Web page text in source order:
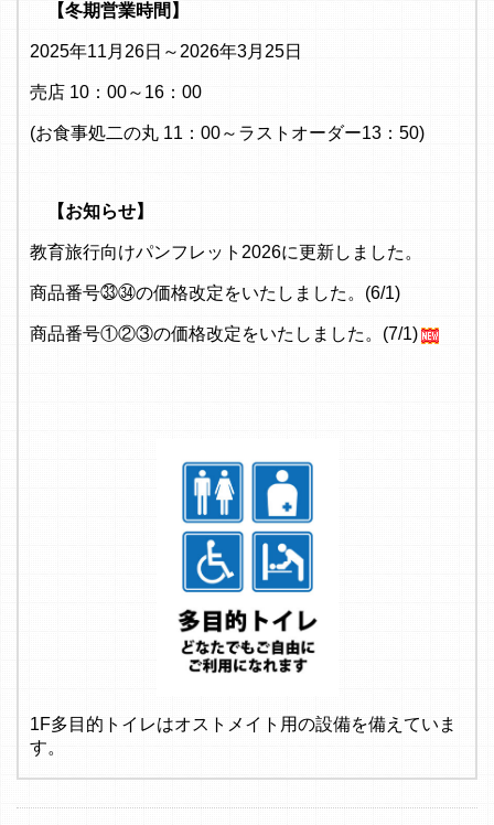
【冬期営業時間】
2025年11月26日～2026年3月25日
売店 10：00～16：00
(お食事処二の丸 11：00～ラストオーダー13：50)
【お知らせ】
教育旅行向けパンフレット2026に更新しました。
商品番号㉝㉞の価格改定をいたしました。(6/1)
商品番号①②③の価格改定をいたしました。(7/1)
1F多目的トイレはオストメイト用の設備を備えていま
す。